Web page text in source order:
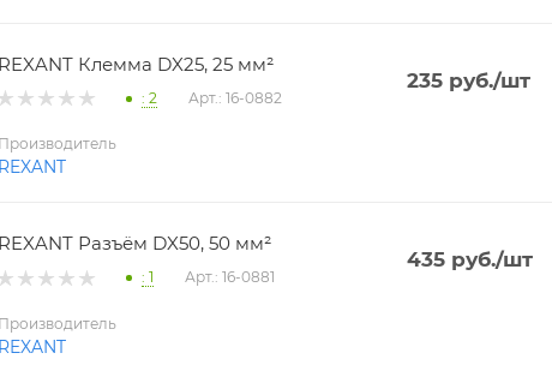
REXANT Клемма DX25, 25 мм²
: 2 Арт.: 16-0882
235руб./шт
Производитель
REXANT
REXANT Разъём DX50, 50 мм²
: 1 Арт.: 16-0881
435руб./шт
Производитель
REXANT